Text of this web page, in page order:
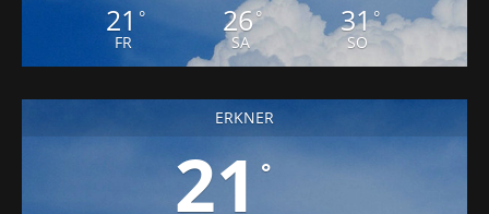
21 °
FR
26°
SA
31°
SO
ERKNER
21 °